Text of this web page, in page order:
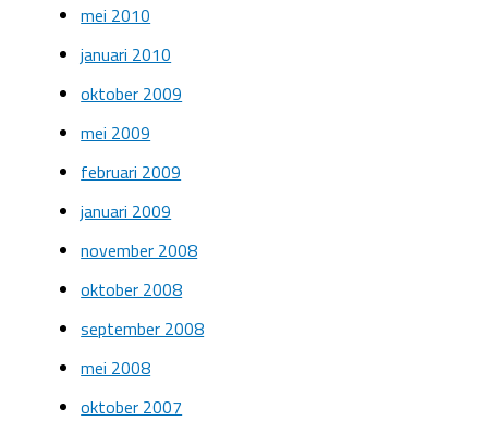
mei 2010
januari 2010
oktober 2009
mei 2009
februari 2009
januari 2009
november 2008
oktober 2008
september 2008
mei 2008
oktober 2007